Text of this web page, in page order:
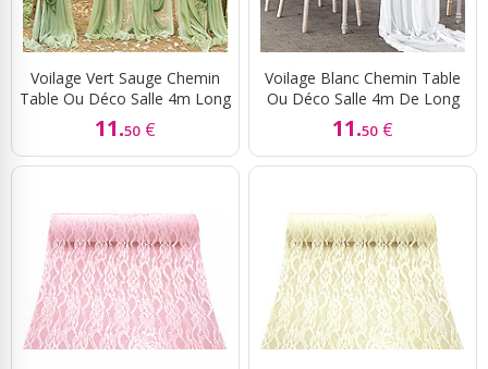
Voilage Vert Sauge Chemin
Table Ou Déco Salle 4m Long
11.50 €
Voilage Blanc Chemin Table
Ou Déco Salle 4m De Long
11.50 €